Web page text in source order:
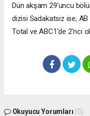
Dün akşam 29'uncu
dizisi Sadakatsiz ise; AB
Total ve ABC1'de 2'nci
Okuyucu Yorumları (0)